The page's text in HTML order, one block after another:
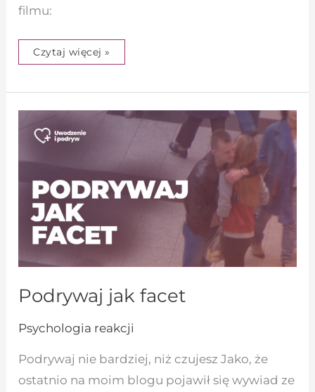
filmu:
Czytaj więcej »
Podrywaj jak facet
Psychologia reakcji
Podrywaj nie bardziej, niż czujesz Jako, że
ostatnio na moim blogu pojawił się wywiad ze
Podrywaj
facet